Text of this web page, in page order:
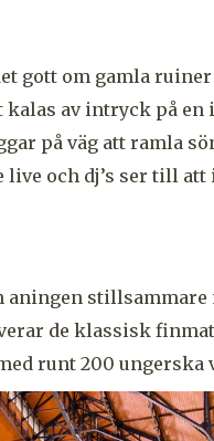
gott om gamla
kalas av intryck på en
på väg att ramla
live och dj’s ser till
stillsammare
de klassisk
runt 200 ungerska